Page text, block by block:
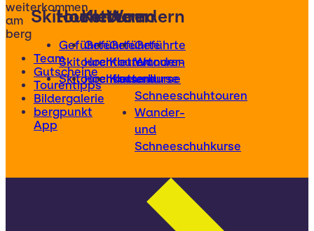
weiterkommen
am
berg
Team
Gutscheine
Tourentipps
Bildergalerie
bergpunkt
App
Skitouren
Geführte
Skitouren
Skitourenkurse
Hochtouren
Geführte
Hochtouren
Hochtourenkurse
Klettern
Geführte
Klettertouren
Kletterkurse
Wandern
Geführte
Wander-
und
Schneeschuhtouren
Wander-
und
Schneeschuhkurse